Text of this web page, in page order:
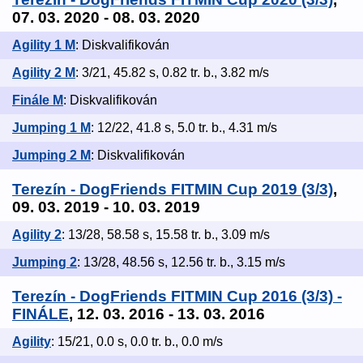
07. 03. 2020 - 08. 03. 2020
Agility 1 M: Diskvalifikován
Agility 2 M: 3/21, 45.82 s, 0.82 tr. b., 3.82 m/s
Finále M: Diskvalifikován
Jumping 1 M: 12/22, 41.8 s, 5.0 tr. b., 4.31 m/s
Jumping 2 M: Diskvalifikován
Terezín - DogFriends FITMIN Cup 2019 (3/3),
09. 03. 2019 - 10. 03. 2019
Agility 2: 13/28, 58.58 s, 15.58 tr. b., 3.09 m/s
Jumping 2: 13/28, 48.56 s, 12.56 tr. b., 3.15 m/s
Terezín - DogFriends FITMIN Cup 2016 (3/3) -
FINÁLE, 12. 03. 2016 - 13. 03. 2016
Agility: 15/21, 0.0 s, 0.0 tr. b., 0.0 m/s